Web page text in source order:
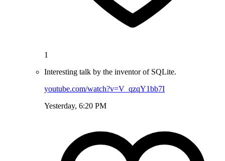
1
Interesting talk by the inventor of SQLite.
youtube.com/watch?v=V_qzqY1bb7I
Yesterday, 6:20 PM